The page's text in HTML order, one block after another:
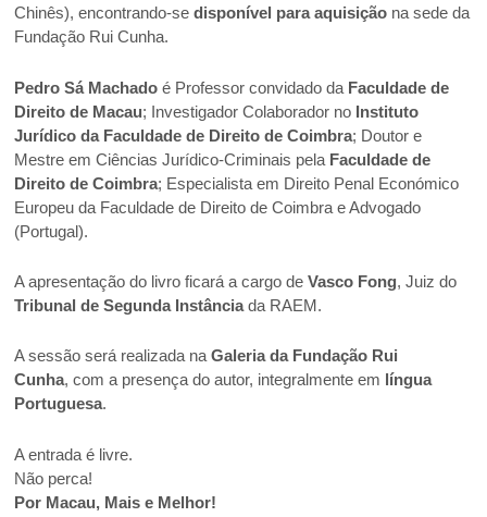
Chinês), encontrando-sedisponível para aquisição na sede da
Fundação Rui Cunha.
Pedro Sá Machado é Professor convidado da Faculdade de
Direito de Macau; Investigador Colaborador no Instituto
Jurídico da Faculdade de Direito de Coimbra; Doutor e
Mestre em Ciências Jurídico-Criminais pela Faculdade de
Direito de Coimbra; Especialista em Direito Penal Económico
Europeu da Faculdade de Direito de Coimbra e Advogado
(Portugal).
A apresentação do livro ficará a cargo deVasco Fong, Juiz do
Tribunal de Segunda Instânciada RAEM.
A sessão será realizada naGaleria da Fundação Rui
Cunha, com a presença do autor, integralmente em língua
Portuguesa.
A entrada é livre.
Não perca!
Por Macau, Mais e Melhor!